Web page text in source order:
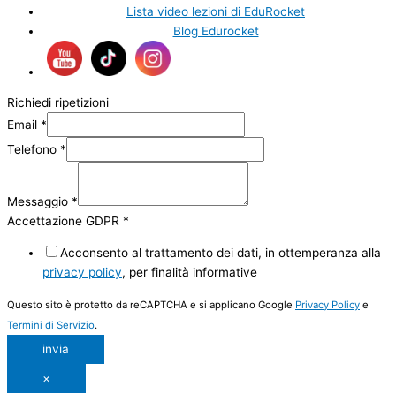
Lista video lezioni di EduRocket
Blog Edurocket
Richiedi ripetizioni
Email *
Telefono *
Messaggio *
Accettazione GDPR *
Acconsento al trattamento dei dati, in ottemperanza alla
privacy policy, per finalità informative
Questo sito è protetto da reCAPTCHA e si applicano Google Privacy Policy e
Termini di Servizio.
invia
×